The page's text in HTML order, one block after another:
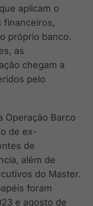
de
e
aplicam o
financeiros,
próprio banco.
as
chegam a
pelo
Operação Barco
de ex-
de
além de
do Master.
foram
e agosto de